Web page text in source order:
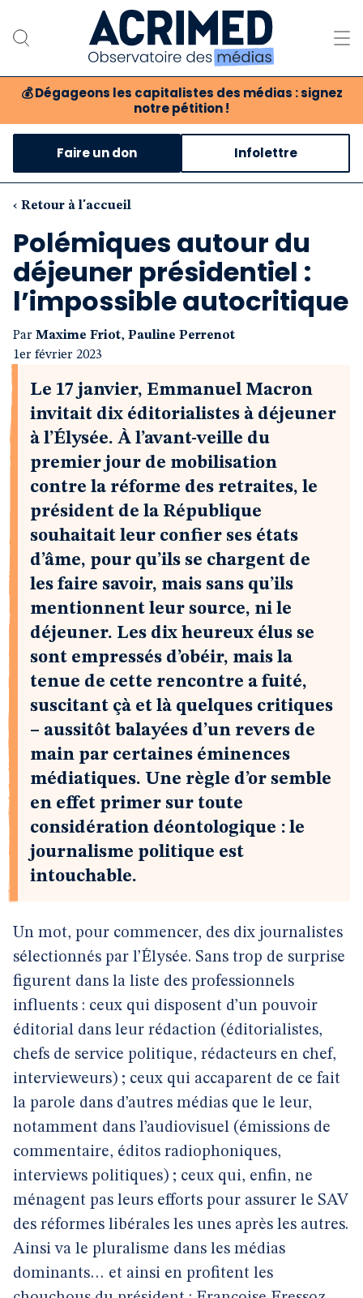
💰 Dégageons les capitalistes des médias : signez
notre pétition !
Notre association
Notre critique des médias
Nos propositions
Notre revue
Boutique
Faire un don Infolettre
‹ Retour à l'accueil
Polémiques autour du
déjeuner présidentiel :
l’impossible autocritique
Par Maxime Friot, Pauline Perrenot
1er février 2023
Le 17 janvier, Emmanuel Macron
invitait dix éditorialistes à déjeuner
à l’Élysée. À l’avant-veille du
premier jour de mobilisation
contre la réforme des retraites, le
président de la République
souhaitait leur confier ses états
d’âme, pour qu’ils se chargent de
les faire savoir, mais sans qu’ils
mentionnent leur source, ni le
déjeuner. Les dix heureux élus se
sont empressés d’obéir, mais la
tenue de cette rencontre a fuité,
suscitant çà et là quelques critiques
– aussitôt balayées d’un revers de
main par certaines éminences
médiatiques. Une règle d’or semble
en effet primer sur toute
considération déontologique : le
journalisme politique est
intouchable.
Un mot, pour commencer, des dix journalistes
sélectionnés par l’Élysée. Sans trop de surprise
figurent dans la liste des professionnels
influents : ceux qui disposent d’un pouvoir
éditorial dans leur rédaction (éditorialistes,
chefs de service politique, rédacteurs en chef,
intervieweurs) ; ceux qui accaparent de ce fait
la parole dans d’autres médias que le leur,
notamment dans l’audiovisuel (émissions de
commentaire, éditos radiophoniques,
interviews politiques) ; ceux qui, enfin, ne
ménagent pas leurs efforts pour assurer le SAV
des réformes libérales les unes après les autres.
Ainsi va le pluralisme dans les médias
dominants… et ainsi en profitent les